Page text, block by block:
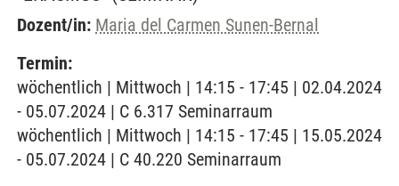
Dozent/in: Maria del Carmen Sunen-Bernal
Termin:
wöchentlich | Mittwoch | 14:15 - 17:45 | 02.04.2024
- 05.07.2024 | C 6.317 Seminarraum
wöchentlich | Mittwoch | 14:15 - 17:45 | 15.05.2024
- 05.07.2024 | C 40.220 Seminarraum